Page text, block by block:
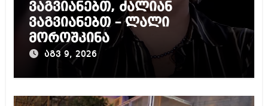
ვაგვიანებთ, ძალიან
ვაგვიანებთ – ლალი
მოროშკინა
აგვ 9, 2026